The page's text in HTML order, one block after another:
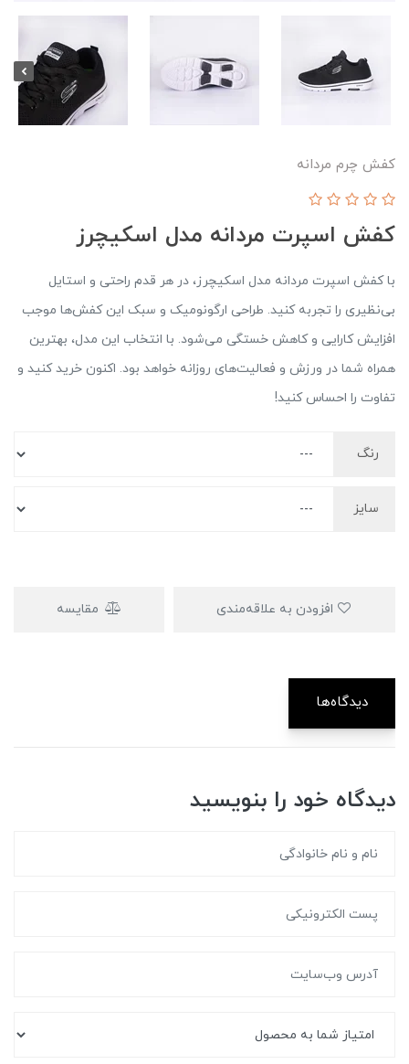
کفش چرم مردانه
کفش اسپرت مردانه مدل اسکیچرز
با کفش اسپرت مردانه مدل اسکیچرز، در هر قدم راحتی و استایل
بی‌نظیری را تجربه کنید. طراحی ارگونومیک و سبک این کفش‌ها موجب
افزایش کارایی و کاهش خستگی می‌شود. با انتخاب این مدل، بهترین
همراه شما در ورزش و فعالیت‌های روزانه خواهد بود. اکنون خرید کنید و
تفاوت را احساس کنید!
رنگ
سایز
مقایسه
دیدگاه‌ها
دیدگاه خود را بنویسید